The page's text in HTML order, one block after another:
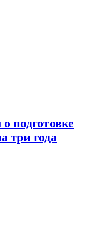
подготовке
три года